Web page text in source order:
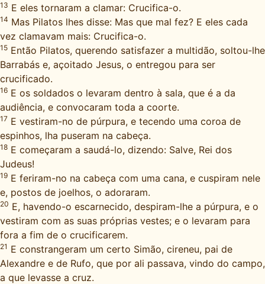
13 E eles tornaram a clamar: Crucifica-o.
14 Mas Pilatos lhes disse: Mas que mal fez? E eles cada
vez clamavam mais: Crucifica-o.
15 Então Pilatos, querendo satisfazer a multidão, soltou-lhe
Barrabás e, açoitado Jesus, o entregou para ser
crucificado.
16 E os soldados o levaram dentro à sala, que é a da
audiência, e convocaram toda a coorte.
17 E vestiram-no de púrpura, e tecendo uma coroa de
espinhos, lha puseram na cabeça.
18 E começaram a saudá-lo, dizendo: Salve, Rei dos
Judeus!
19 E feriram-no na cabeça com uma cana, e cuspiram nele
e, postos de joelhos, o adoraram.
20 E, havendo-o escarnecido, despiram-lhe a púrpura, e o
vestiram com as suas próprias vestes; e o levaram para
fora a fim de o crucificarem.
21 E constrangeram um certo Simão, cireneu, pai de
Alexandre e de Rufo, que por ali passava, vindo do campo,
a que levasse a cruz.